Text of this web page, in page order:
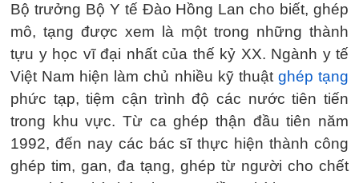
Bộ trưởng Bộ Y tế Đào Hồng Lan cho biết, ghép
mô, tạng được xem là một trong những thành
tựu y học vĩ đại nhất của thế kỷ XX. Ngành y tế
Việt Nam hiện làm chủ nhiều kỹ thuật ghép tạng
phức tạp, tiệm cận trình độ các nước tiên tiến
trong khu vực. Từ ca ghép thận đầu tiên năm
1992, đến nay các bác sĩ thực hiện thành công
ghép tim, gan, đa tạng, ghép từ người cho chết